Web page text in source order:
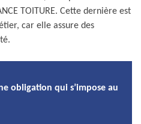
TOITURE. Cette dernière est
car elle assure des
obligation qui s’impose au